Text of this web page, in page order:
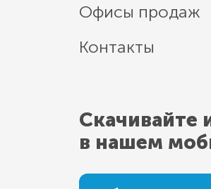
Офисы продаж
Контакты
Скачивайте
в нашем